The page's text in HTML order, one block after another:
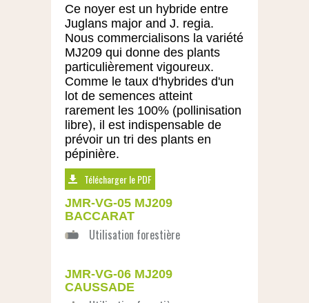
Ce noyer est un hybride entre
Juglans major and J. regia.
Nous commercialisons la variété
MJ209 qui donne des plants
particulièrement vigoureux.
Comme le taux d'hybrides d'un
lot de semences atteint
rarement les 100% (pollinisation
libre), il est indispensable de
prévoir un tri des plants en
pépinière.
Télécharger le PDF
JMR-VG-05 MJ209
BACCARAT
JMR-VG-06 MJ209
CAUSSADE